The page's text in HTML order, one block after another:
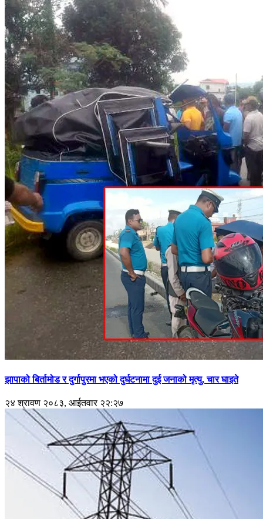
झापाको बिर्तामोड र दुर्गापुरमा भएको दुर्घटनामा दुई जनाको मृत्यु, चार घाइते
२४ श्रावण २०८३, आईतवार २२:२७